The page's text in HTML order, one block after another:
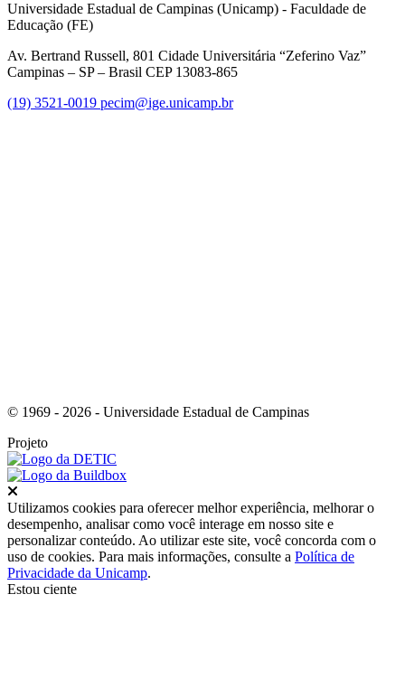
Universidade Estadual de Campinas (Unicamp) - Faculdade de
Educação (FE)
Av. Bertrand Russell, 801 Cidade Universitária “Zeferino Vaz”
Campinas – SP – Brasil CEP 13083-865
(19) 3521-0019 pecim@ige.unicamp.br
© 1969 - 2026 - Universidade Estadual de Campinas
Projeto
Utilizamos cookies para oferecer melhor experiência, melhorar o
desempenho, analisar como você interage em nosso site e
personalizar conteúdo. Ao utilizar este site, você concorda com o
uso de cookies. Para mais informações, consulte a Política de
Privacidade da Unicamp.
Estou ciente